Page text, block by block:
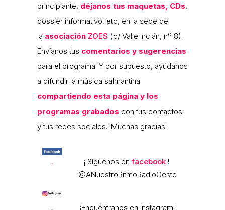
principiante, déjanos tus maquetas, CDs,
dossier informativo, etc, en la sede de
la asociación ZOES (c/ Valle Inclán, nº 8).
Envíanos tus comentarios y sugerencias
para el programa. Y por supuesto, ayúdanos
a difundir la música salmantina
compartiendo esta página y los
programas grabados con tus contactos
y tus redes sociales. ¡Muchas gracias!
. ¡ Síguenos en facebook!
@ANuestroRitmoRadioOeste
. ¡Encuéntranos en Instagram!